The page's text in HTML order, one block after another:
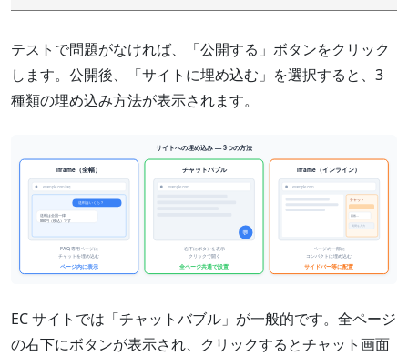
テストで問題がなければ、「公開する」ボタンをクリック
します。公開後、「サイトに埋め込む」を選択すると、3
種類の埋め込み方法が表示されます。
EC サイトでは「チャットバブル」が一般的です。全ページ
の右下にボタンが表示され、クリックするとチャット画面